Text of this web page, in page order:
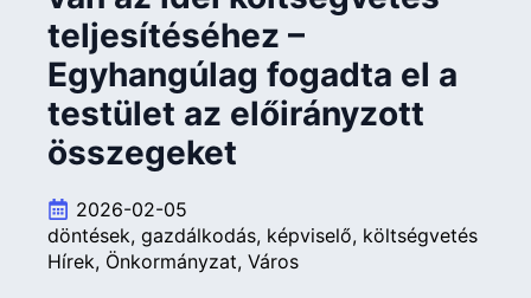
teljesítéséhez –
Egyhangúlag fogadta el a
testület az előirányzott
összegeket
2026-02-05
döntések gazdálkodás képviselő költségvetés
Hírek Önkormányzat Város